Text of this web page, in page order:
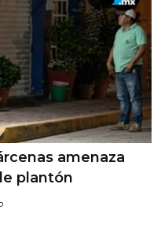
amenaza
plantón